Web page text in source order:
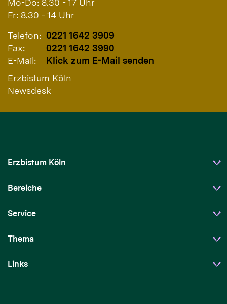
Mo-Do: 8.30 - 17 Uhr
Fr: 8.30 - 14 Uhr
Telefon: 0221 1642 3909
Fax:
0221 1642 3990
E-Mail:
Klick zum E-Mail senden
Erzbistum Köln
Newsdesk
Erzbistum Köln
Bereiche
Service
Thema
Links